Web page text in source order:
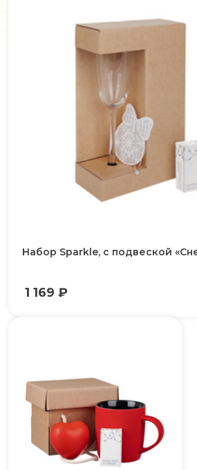
Набор Sparkle, с подвеской
1 169 ₽